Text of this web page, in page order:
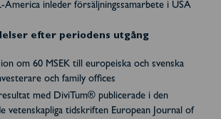
America inleder försäljningssamarbete i USA
efter periodens utgång
om 60 MSEK till europeiska och svenska
och family offices
med DiviTum® publicerade i den
vetenskapliga tidskriften European Journal of